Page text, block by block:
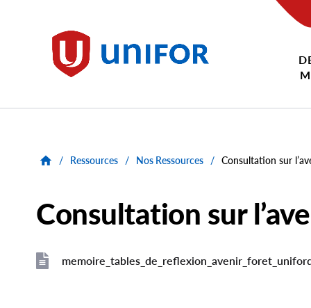
Unifor
/ Ressources / Nos Ressources / Consultation sur
Consultation sur